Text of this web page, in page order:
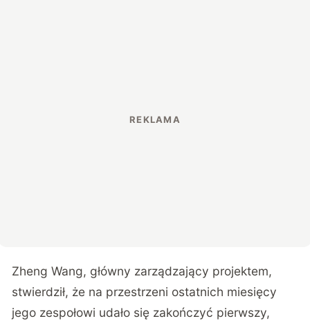
Zheng Wang, główny zarządzający projektem,
stwierdził, że na przestrzeni ostatnich miesięcy
jego zespołowi udało się zakończyć pierwszy,